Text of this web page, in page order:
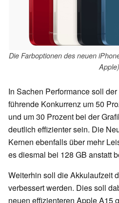
Die Farboptionen des neuen
Apple)
In Sachen Performance soll
führende Konkurrenz um 50
und um 30 Prozent bei der
deutlich effizienter sein. Die
Kernen ebenfalls über mehr
es diesmal bei 128 GB anstatt
Weiterhin soll die Akkulaufzeit
verbessert werden. Dies soll
neuen effizienteren Apple A15